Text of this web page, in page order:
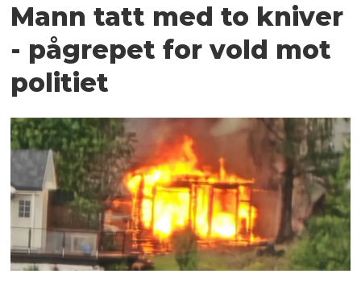
Mann tatt med to kniver
- pågrepet for vold mot
politiet